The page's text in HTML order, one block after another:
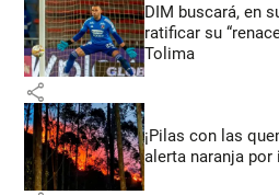
DIM buscará, en
ratificar su
Tolima
share
¡Pilas con las
alerta naranja